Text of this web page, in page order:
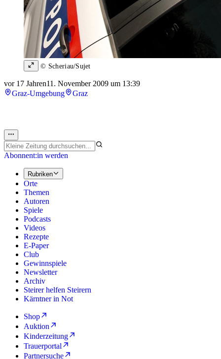
© Scheriau/Sujet
vor 17 Jahren11. November 2009 um 13:39
Graz-Umgebung
Graz
Abonnent:in werden
Rubriken
Orte
Themen
Autoren
Spiele
Podcasts
Videos
Rezepte
E-Paper
Club
Gewinnspiele
Newsletter
Archiv
Steirer helfen Steirern
Kärntner in Not
Shop
Auktion
Kinderzeitung
Trauerportal
Partnersuche